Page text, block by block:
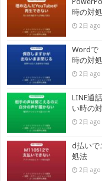
時の対
2日 ago
Wordで
時の対
2日 ago
LINE通
い時の
2日 ago
d払いで
処法
2日 ago